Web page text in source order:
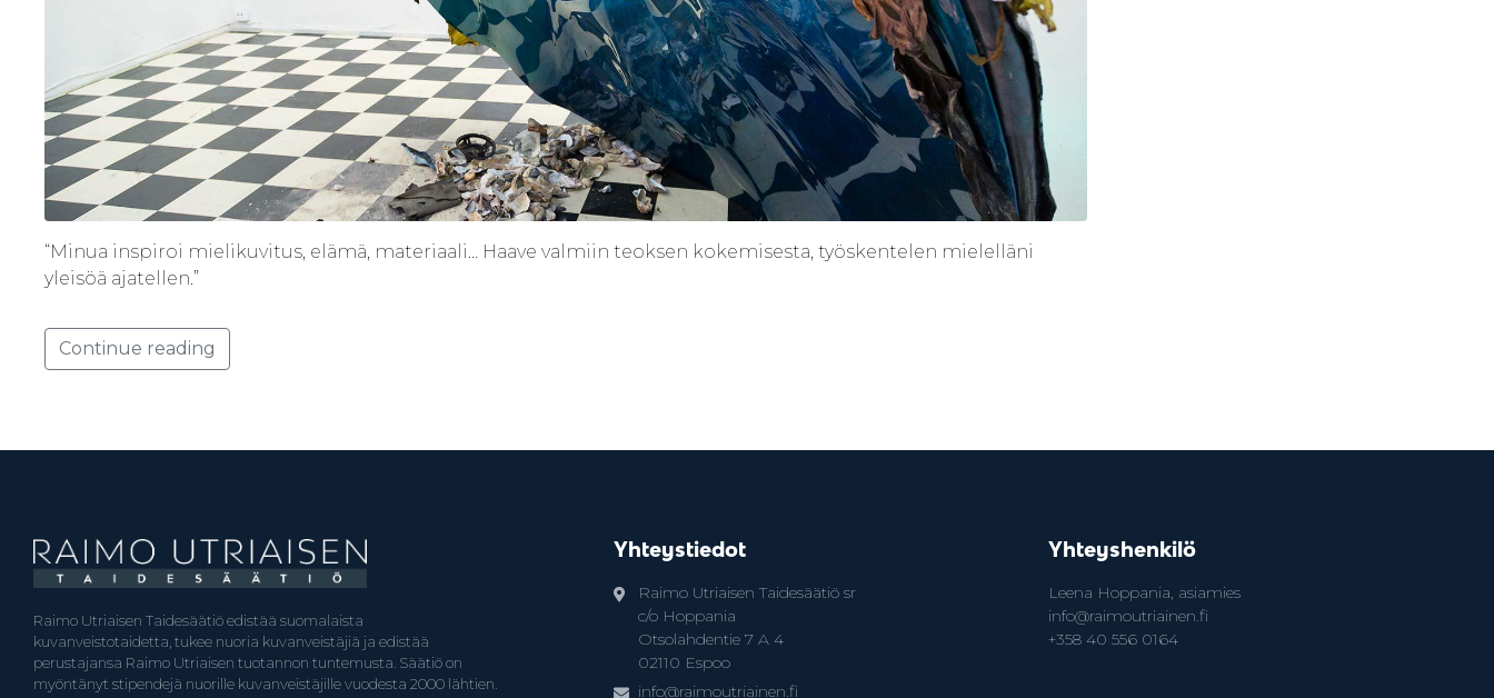
“Minua inspiroi mielikuvitus, elämä, materiaali… Haave valmiin teoksen kokemisesta, työskentelen mielelläni
yleisöä ajatellen.”
Continue reading
Raimo Utriaisen Taidesäätiö edistää suomalaista
kuvanveistotaidetta, tukee nuoria kuvanveistäjiä ja edistää
perustajansa Raimo Utriaisen tuotannon tuntemusta. Säätiö on
myöntänyt stipendejä nuorille kuvanveistäjille vuodesta 2000 lähtien.
Yhteystiedot
Raimo Utriaisen Taidesäätiö sr
c/o Hoppania
Otsolahdentie 7 A 4
02110 Espoo
info@raimoutriainen.fi
Yhteyshenkilö
Leena Hoppania, asiamies
info@raimoutriainen.fi
+358 40 556 0164